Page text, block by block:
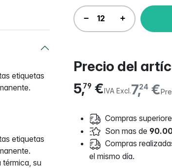
Precio del
7,24€
5,79 €IVA Excl.
Compras
Son mas de
Compras
el mismo día.
etiquetas
etiquetas
térmica, su